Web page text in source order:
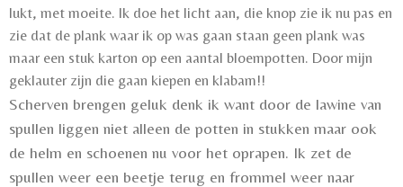
lukt, met moeite. Ik doe het licht aan, die knop zie ik nu pas en
zie dat de plank waar ik op was gaan staan geen plank was
maar een stuk karton op een aantal bloempotten. Door mijn
geklauter zijn die gaan kiepen en klabam!!
Scherven brengen geluk denk ik want door de lawine van
spullen liggen niet alleen de potten in stukken maar ook
de helm en schoenen nu voor het oprapen. Ik zet de
spullen weer een beetje terug en frommel weer naar